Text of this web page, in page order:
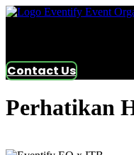
Contact Us
Perhatikan